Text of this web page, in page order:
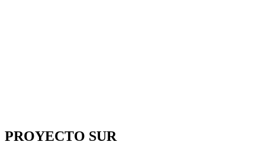
PROYECTO SUR